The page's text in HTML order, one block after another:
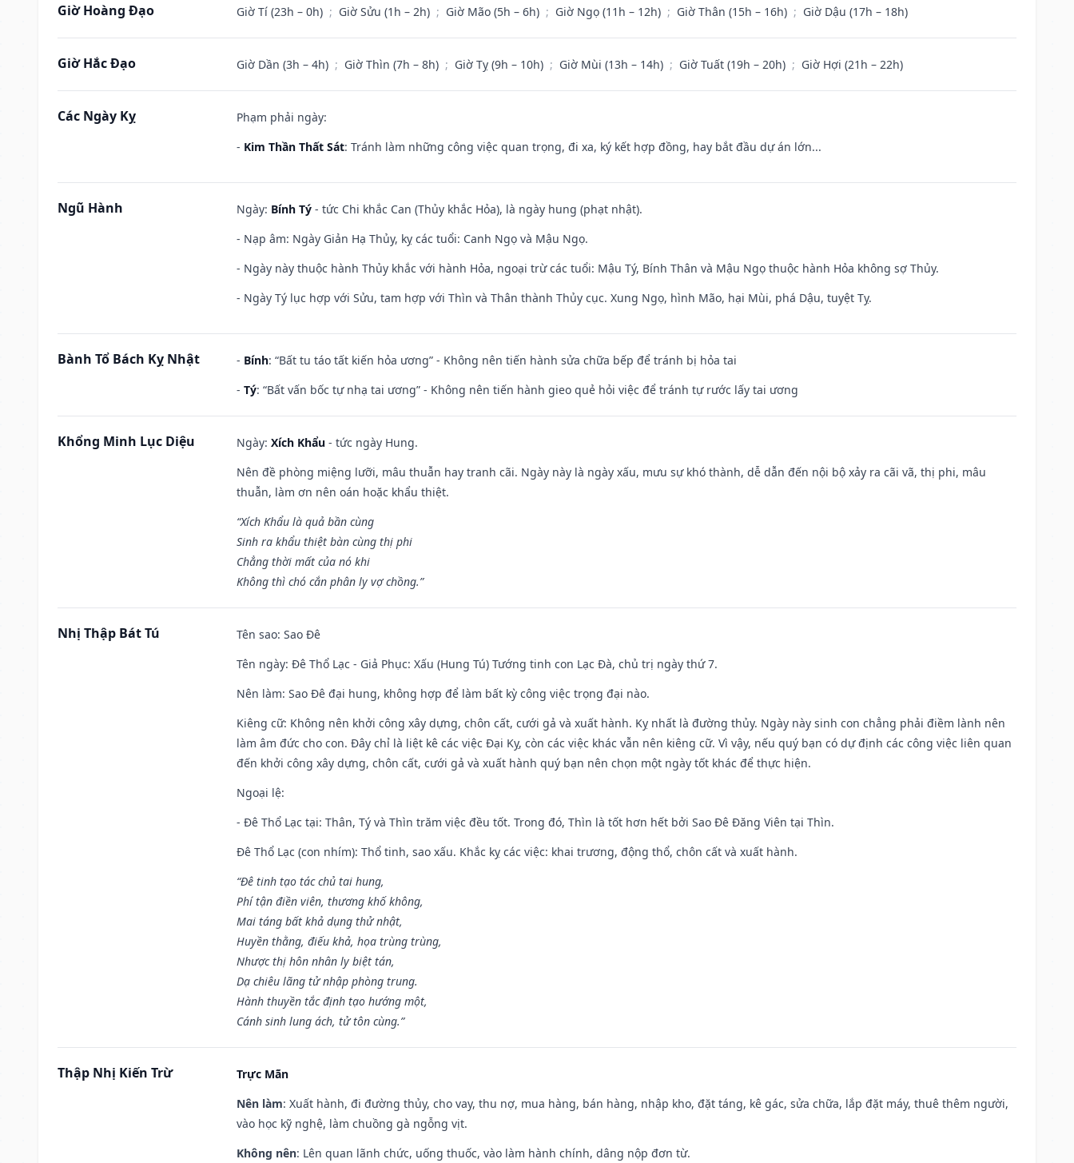
Giờ Hoàng Đạo Giờ Tí (23h – 0h) ; Giờ Sửu (1h – 2h) ; Giờ Mão (5h – 6h) ; Giờ Ngọ (11h – 12h) ; Giờ Thân (15h – 16h) ; Giờ Dậu (17h – 18h)
Giờ Hắc Đạo Giờ Dần (3h – 4h) ; Giờ Thìn (7h – 8h) ; Giờ Tỵ (9h – 10h) ; Giờ Mùi (13h – 14h) ; Giờ Tuất (19h – 20h) ; Giờ Hợi (21h – 22h)
Các Ngày Kỵ
Phạm phải ngày:
- Kim Thần Thất Sát: Tránh làm những công việc quan trọng, đi xa, ký kết hợp đồng, hay bắt đầu dự án lớn...
Ngũ Hành Ngày: Bính Tý - tức Chi khắc Can (Thủy khắc Hỏa), là ngày hung (phạt nhật).
- Nạp âm: Ngày Giản Hạ Thủy, kỵ các tuổi: Canh Ngọ và Mậu Ngọ.
- Ngày này thuộc hành Thủy khắc với hành Hỏa, ngoại trừ các tuổi: Mậu Tý, Bính Thân và Mậu Ngọ thuộc hành Hỏa không sợ Thủy.
- Ngày Tý lục hợp với Sửu, tam hợp với Thìn và Thân thành Thủy cục. Xung Ngọ, hình Mão, hại Mùi, phá Dậu, tuyệt Tỵ.
Bành Tổ Bách Kỵ Nhật - Bính: “Bất tu táo tất kiến hỏa ương” - Không nên tiến hành sửa chữa bếp để tránh bị hỏa tai
- Tý: “Bất vấn bốc tự nhạ tai ương” - Không nên tiến hành gieo quẻ hỏi việc để tránh tự rước lấy tai ương
Khổng Minh Lục Diệu Ngày: Xích Khẩu - tức ngày Hung.
Nên đề phòng miệng lưỡi, mâu thuẫn hay tranh cãi. Ngày này là ngày xấu, mưu sự khó thành, dễ dẫn đến nội bộ xảy ra cãi vã, thị phi, mâu
thuẫn, làm ơn nên oán hoặc khẩu thiệt.
“Xích Khẩu là quả bần cùng
Sinh ra khẩu thiệt bàn cùng thị phi
Chẳng thời mất của nó khi
Không thì chó cắn phân ly vợ chồng.”
Nhị Thập Bát Tú Tên sao: Sao Đê
Tên ngày: Đê Thổ Lạc - Giả Phục: Xấu (Hung Tú) Tướng tinh con Lạc Đà, chủ trị ngày thứ 7.
Nên làm: Sao Đê đại hung, không hợp để làm bất kỳ công việc trọng đại nào.
Kiêng cữ: Không nên khởi công xây dựng, chôn cất, cưới gả và xuất hành. Kỵ nhất là đường thủy. Ngày này sinh con chẳng phải điềm lành nên
làm âm đức cho con. Đây chỉ là liệt kê các việc Đại Kỵ, còn các việc khác vẫn nên kiêng cữ. Vì vậy, nếu quý bạn có dự định các công việc liên quan
đến khởi công xây dựng, chôn cất, cưới gả và xuất hành quý bạn nên chọn một ngày tốt khác để thực hiện.
Ngoại lệ:
- Đê Thổ Lạc tại: Thân, Tý và Thìn trăm việc đều tốt. Trong đó, Thìn là tốt hơn hết bởi Sao Đê Đăng Viên tại Thìn.
Đê Thổ Lạc (con nhím): Thổ tinh, sao xấu. Khắc kỵ các việc: khai trương, động thổ, chôn cất và xuất hành.
“Đê tinh tạo tác chủ tai hung,
Phí tận điền viên, thương khố không,
Mai táng bất khả dụng thử nhật,
Huyền thằng, điếu khả, họa trùng trùng,
Nhược thị hôn nhân ly biệt tán,
Dạ chiêu lãng tử nhập phòng trung.
Hành thuyền tắc định tạo hướng một,
Cánh sinh lung ách, tử tôn cùng.”
Thập Nhị Kiến Trừ
Trực Mãn
Nên làm: Xuất hành, đi đường thủy, cho vay, thu nợ, mua hàng, bán hàng, nhập kho, đặt táng, kê gác, sửa chữa, lắp đặt máy, thuê thêm người,
vào học kỹ nghệ, làm chuồng gà ngỗng vịt.
Không nên: Lên quan lãnh chức, uống thuốc, vào làm hành chính, dâng nộp đơn từ.